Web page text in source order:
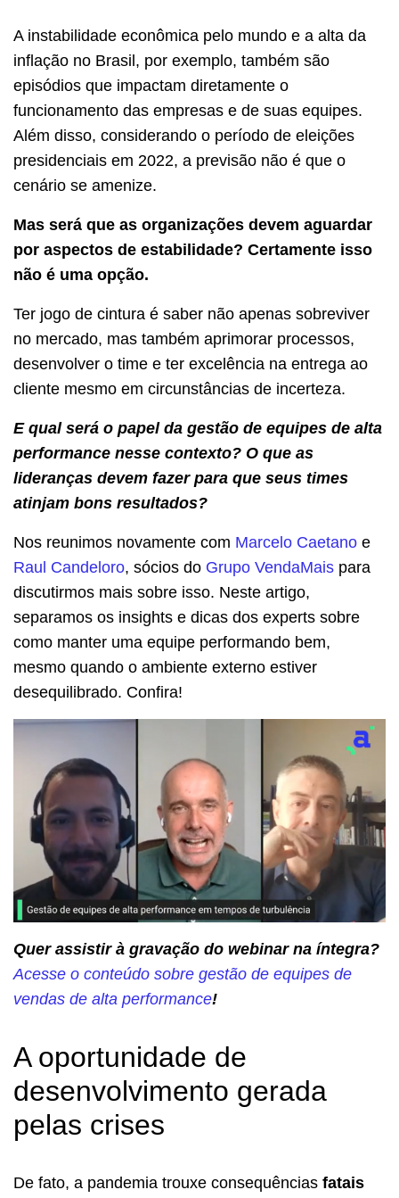
A instabilidade econômica pelo mundo e a alta da
inflação no Brasil, por exemplo, também são
episódios que impactam diretamente o
funcionamento das empresas e de suas equipes.
Além disso, considerando o período de eleições
presidenciais em 2022, a previsão não é que o
cenário se amenize.
Mas será que as organizações devem aguardar
por aspectos de estabilidade? Certamente isso
não é uma opção.
Ter jogo de cintura é saber não apenas sobreviver
no mercado, mas também aprimorar processos,
desenvolver o time e ter excelência na entrega ao
cliente mesmo em circunstâncias de incerteza.
E qual será o papel da gestão de equipes de alta
performance nesse contexto? O que as
lideranças devem fazer para que seus times
atinjam bons resultados?
Nos reunimos novamente com Marcelo Caetano e
Raul Candeloro, sócios do Grupo VendaMais para
discutirmos mais sobre isso. Neste artigo,
separamos os insights e dicas dos experts sobre
como manter uma equipe performando bem,
mesmo quando o ambiente externo estiver
desequilibrado. Confira!
Quer assistir à gravação do webinar na íntegra?
Acesse o conteúdo sobre gestão de equipes de
vendas de alta performance!
A oportunidade de
desenvolvimento gerada
pelas crises
De fato, a pandemia trouxe consequências fatais